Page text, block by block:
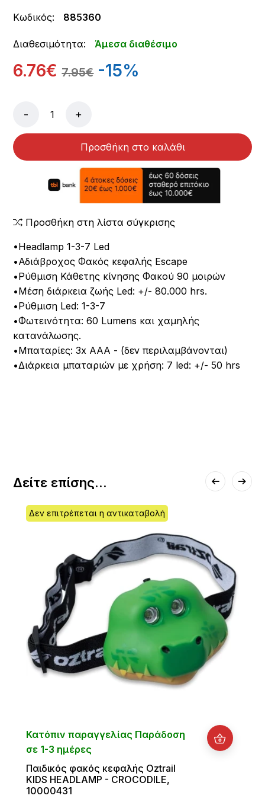
Κωδικός: 885360
Διαθεσιμότητα: Άμεσα διαθέσιμο
6.76€ 7.95€ -15%
- +
Προσθήκη στο καλάθι
Προσθήκη στη λίστα σύγκρισης
•Headlamp 1-3-7 Led
•Αδιάβροχος Φακός κεφαλής Escape
•Ρύθμιση Κάθετης κίνησης Φακού 90 μοιρών
•Μέση διάρκεια ζωής Led: +/- 80.000 hrs.
•Ρύθμιση Led: 1-3-7
•Φωτεινότητα: 60 Lumens και χαμηλής
κατανάλωσης.
•Mπαταρίες: 3x ΑΑΑ - (δεν περιλαμβάνονται)
•Διάρκεια μπαταριών με χρήση: 7 led: +/- 50 hrs
Δείτε επίσης...
Δεν επιτρέπεται η αντικαταβολή
Κατόπιν παραγγελίας Παράδοση
σε 1-3 ημέρες
Παιδικός φακός κεφαλής Oztrail
KIDS HEADLAMP - CROCODILE,
10000431